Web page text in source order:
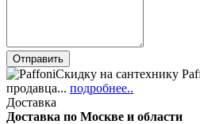
Скидку на сантехнику
продавца... подробнее..
Доставка
Доставка по Москве и области